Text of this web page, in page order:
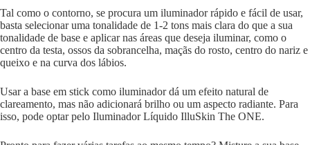
Tal como o contorno, se procura um iluminador rápido e fácil de usar,
basta selecionar uma tonalidade de 1-2 tons mais clara do que a sua
tonalidade de base e aplicar nas áreas que deseja iluminar, como o
centro da testa, ossos da sobrancelha, maçãs do rosto, centro do nariz e
queixo e na curva dos lábios.
Usar a base em stick como iluminador dá um efeito natural de
clareamento, mas não adicionará brilho ou um aspecto radiante. Para
isso, pode optar pelo Iluminador Líquido IlluSkin The ONE.